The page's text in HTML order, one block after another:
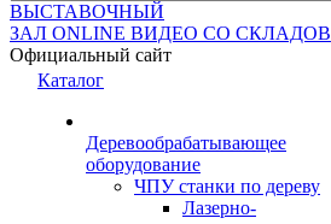
ВЫСТАВОЧНЫЙ
ЗАЛ ONLINE ВИДЕО СО СКЛАДОВ
Официальный сайт
Каталог
Деревообрабатывающее
оборудование
ЧПУ станки по дереву
Лазерно-